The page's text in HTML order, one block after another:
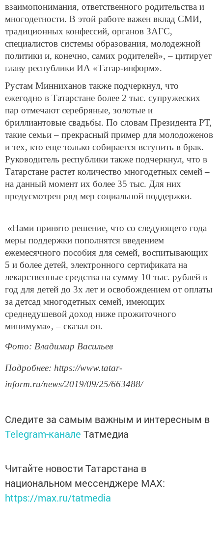
взаимопонимания, ответственного родительства и
многодетности. В этой работе важен вклад СМИ,
традиционных конфессий, органов ЗАГС,
специалистов системы образования, молодежной
политики и, конечно, самих родителей», – цитирует
главу республики ИА «Татар-информ».
Рустам Минниханов также подчеркнул, что
ежегодно в Татарстане более 2 тыс. супружеских
пар отмечают серебряные, золотые и
бриллиантовые свадьбы. По словам Президента РТ,
такие семьи – прекрасный пример для молодоженов
и тех, кто еще только собирается вступить в брак.
Руководитель республики также подчеркнул, что в
Татарстане растет количество многодетных семей –
на данный момент их более 35 тыс. Для них
предусмотрен ряд мер социальной поддержки.
«Нами принято решение, что со следующего года
меры поддержки пополнятся введением
ежемесячного пособия для семей, воспитывающих
5 и более детей, электронного сертификата на
лекарственные средства на сумму 10 тыс. рублей в
год для детей до 3х лет и освобождением от оплаты
за детсад многодетных семей, имеющих
среднедушевой доход ниже прожиточного
минимума», – сказал он.
Фото: Владимир Васильев
Подробнее: https://www.tatar-
inform.ru/news/2019/09/25/663488/
Следите за самым важным и интересным в
Telegram-канале Татмедиа
Читайте новости Татарстана в
национальном мессенджере MАХ:
https://max.ru/tatmedia